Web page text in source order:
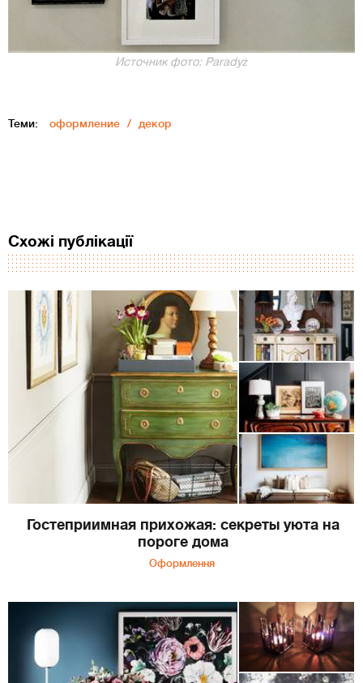
Источник фото: Paradyż
Теми: оформление декор
Схожі публікації
Гостеприимная прихожая: секреты уюта на
пороге дома
Оформлення